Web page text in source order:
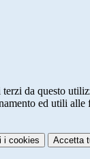
da questo
ed utili alle
i cookies Accetta